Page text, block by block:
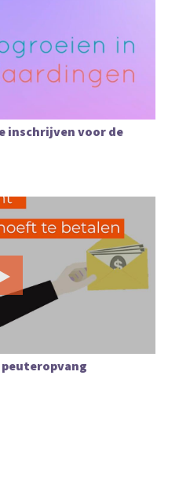
inschrijven voor de
peuteropvang